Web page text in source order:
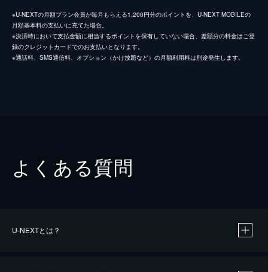
※U-NEXTの月額プラン会員が毎月もらえる1,200円分のポイントを、U-NEXT MOBILEの
月額基本料の支払いに充てた場合。
※決済時において支払金額に相当するポイントを保有していない場合、差額分の料金はご登
録のクレジットカードでのお支払いとなります。
※通話料、SMS通信料、オプション（かけ放題など）の月額利用料は別途発生します。
よくある質問
U-NEXTとは？